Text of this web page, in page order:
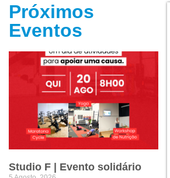
Próximos
Eventos
Studio F | Evento solidário